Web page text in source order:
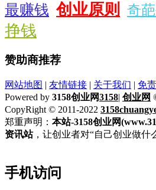
最赚钱 创业原则 奇
挣钱
赞助商推荐
网站地图 | 友情链接 | 关于我们 | 免
Powered by 3158创业网3158| 创业网
CopyRight © 2011-2022
郑重声明： 本站-3158创业网
资讯站，让创业者对“自己创业做什
手机访问